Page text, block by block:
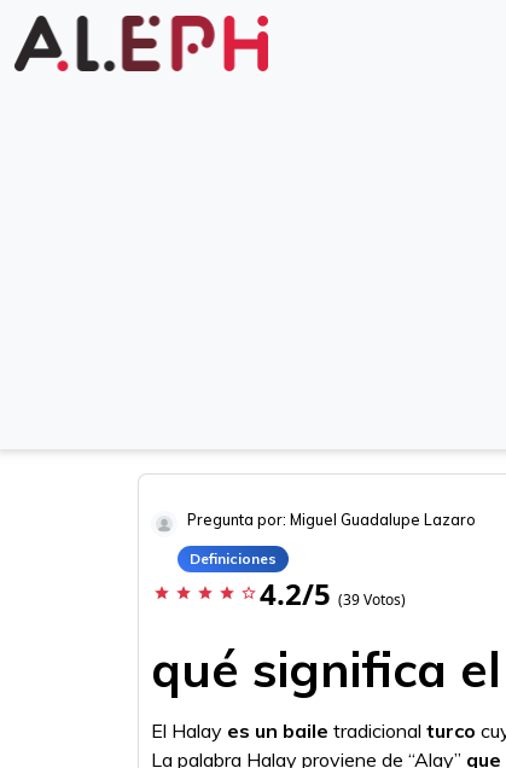
Pregunta por: Miguel Guadalupe Lazaro
Definiciones
star star star star star_border 4.2/5 (39 Votos)
qué significa
El Halay es un baile tradicional turco
La palabra Halay proviene de “Alay”